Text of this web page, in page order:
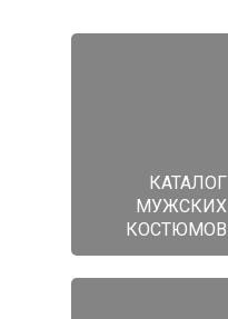
КАТАЛОГ
МУЖСКИХ
КОСТЮМОВ